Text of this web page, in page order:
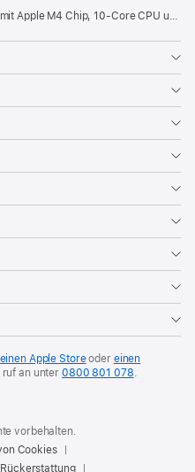
10‑Core CPU und 10‑Core GPU - Himmelblau
Apple Storeoder einen
ruf an unter0800 801 078
vorbehalten.
Cookies